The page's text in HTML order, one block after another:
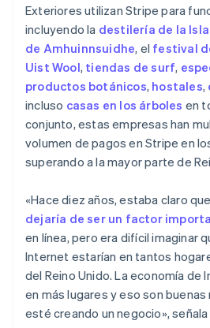
Exteriores utilizan Stripe para
incluyendo la destilería de la
de Amhuinnsuidhe, el festival
Uist Wool, tiendas de surf,
productos botánicos, hostales,
incluso casas en los árboles en
conjunto, estas empresas han
volumen de pagos en Stripe en
superando a la mayor parte de
«Hace diez años, estaba claro que
dejaría de ser un factor
en línea, pero era difícil imaginar
Internet estarían en tantos
del Reino Unido. La economía de
en más lugares y eso son
esté creando un negocio»,